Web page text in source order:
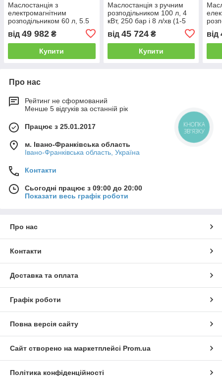
Маслостанція з
електромагнітним
розподільником 60 л, 5.5
кВт, 250 бар і 12 л/хв (1-5
секцій)
від 49 982 ₴
Купити
Маслостанція з ручним
розподільником 100 л, 4
кВт, 250 бар і 8 л/хв (1-5
від 45 724₴
Купити
від
Про нас
Рейтинг не сформований
Менше 5 відгуків за останній рік
Працює з 25.01.2017
м. Івано-Франківська область
Івано-Франківська область, Україна
Контакти
Сьогодні працює з 09:00 до 20:00
Показати весь графік роботи
Про нас
Контакти
Доставка та оплата
Графік роботи
Повна версія сайту
Сайт створено на маркетплейсі Prom.ua
Політика конфіденційності
КНОПКА
ЗВ'ЯЗКУ